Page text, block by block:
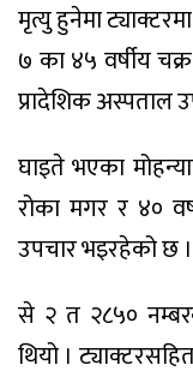
मृत्यु हुनेमा
७ का ४५ वर्षीय
प्रादेशिक अस्पताल
घाइते भएका
रोका मगर र ४०
उपचार भइरहेको छ ।
से २ त २८५०
थियो ।